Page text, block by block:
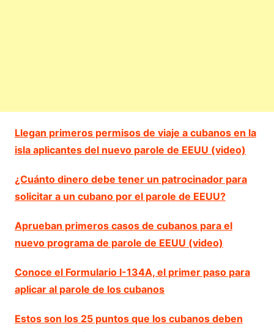
Llegan primeros permisos de viaje a cubanos en la
isla aplicantes del nuevo parole de EEUU (video)
¿Cuánto dinero debe tener un patrocinador para
solicitar a un cubano por el parole de EEUU?
Aprueban primeros casos de cubanos para el
nuevo programa de parole de EEUU (video)
Conoce el Formulario I-134A, el primer paso para
aplicar al parole de los cubanos
Estos son los 25 puntos que los cubanos deben